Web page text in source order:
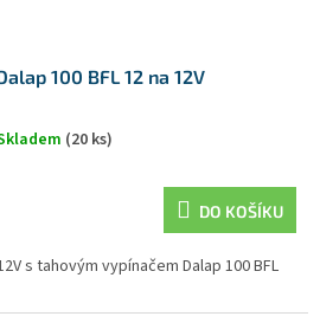
100 BFL 12 na 12V
(20 ks)
DO KOŠÍKU
s tahovým vypínačem Dalap 100 BFL